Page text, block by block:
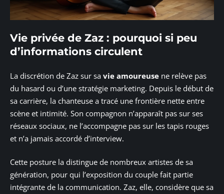
Vie privée de Zaz : pourquoi si peu
d’informations circulent
La discrétion de Zaz sur sa vie amoureuse ne relève pas
du hasard ou d’une stratégie marketing. Depuis le début de
sa carrière, la chanteuse a tracé une frontière nette entre
scène et intimité. Son compagnon n’apparaît pas sur ses
réseaux sociaux, ne l’accompagne pas sur les tapis rouges
et n’a jamais accordé d’interview.
Cette posture la distingue de nombreux artistes de sa
génération, pour qui l’exposition du couple fait partie
intégrante de la communication. Zaz, elle, considère que sa